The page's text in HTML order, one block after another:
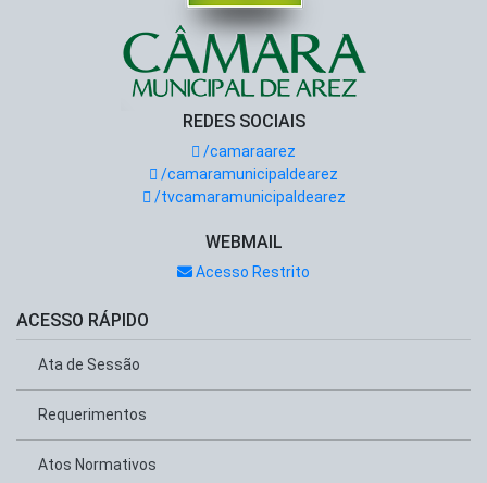
REDES SOCIAIS
/camaraarez
/camaramunicipaldearez
/tvcamaramunicipaldearez
WEBMAIL
Acesso Restrito
ACESSO RÁPIDO
Ata de Sessão
Requerimentos
Atos Normativos